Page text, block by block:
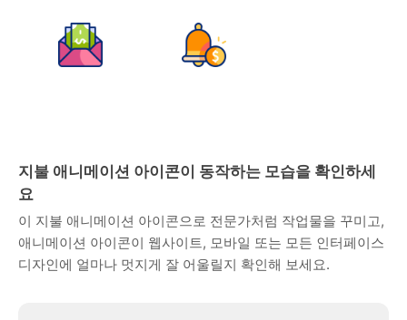
지불 애니메이션 아이콘이 동작하는 모습을 확인하세
요
이 지불 애니메이션 아이콘으로 전문가처럼 작업물을 꾸미고,
애니메이션 아이콘이 웹사이트, 모바일 또는 모든 인터페이스
디자인에 얼마나 멋지게 잘 어울릴지 확인해 보세요.